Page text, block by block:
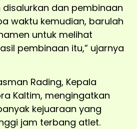
disalurkan dan pembinaan
waktu kemudian, barulah
untuk melihat
pembinaan itu,” ujarnya
Rading, Kepala
Kaltim, mengingatkan
kejuaraan yang
jam terbang atlet.